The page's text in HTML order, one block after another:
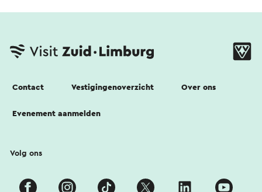
Contact Vestigingenoverzicht Over ons
Evenement aanmelden
Volg ons